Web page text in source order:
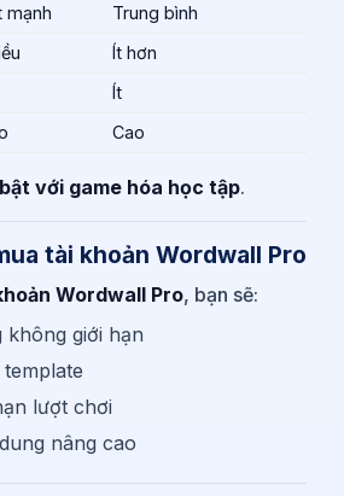
mạnh
Trung bình
Ít hơn
Ít
Cao
với game hóa học tập.
tài khoản Wordwall Pro
Wordwall Pro, bạn sẽ:
không giới hạn
lượt chơi
nâng cao